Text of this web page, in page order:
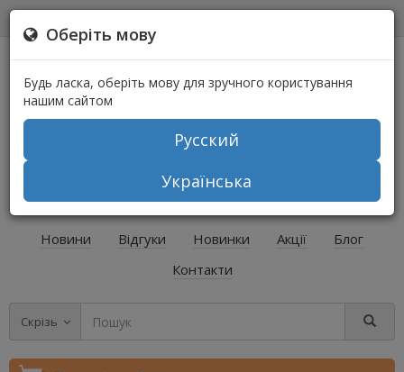
+38 (067) 541-64-04
+38 (073) 541-64-04
Новини Відгуки Новинки Акції
Блог
Контакти
Скрізь
Оберіть мову
Будь ласка, оберіть мову для зручного користування
нашим сайтом
Русский
Українська